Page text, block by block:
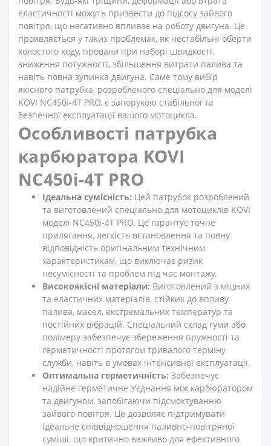
еластичності можуть призвести до підсосу зайвого
повітря, що негативно впливає на роботу двигуна. Це
проявляється у таких проблемах, як нестабільні оберти
холостого ходу, провали при наборі швидкості,
зниження потужності, збільшення витрати палива та
навіть повна зупинка двигуна. Саме тому вибір
якісного патрубка, розробленого спеціально для моделі
KOVI NC450i-4Т PRO, є запорукою стабільної та
безпечної експлуатації вашого мотоцикла.
Особливості патрубка
карбюратора KOVI
NC450i-4Т PRO
Ідеальна сумісність: Цей патрубок розроблений
та виготовлений спеціально для мотоциклів KOVI
моделі NC450i-4Т PRO. Це гарантує точне
прилягання, легкість встановлення та повну
відповідність оригінальним технічним
характеристикам, що виключає ризик
несумісності та проблем під час монтажу.
Високоякісні матеріали: Виготовлений з міцних
та еластичних матеріалів, стійких до впливу
палива, масел, екстремальних температур та
постійних вібрацій. Спеціальний склад гуми або
полімеру забезпечує збереження пружності та
герметичності протягом тривалого терміну
служби, навіть в умовах інтенсивної експлуатації.
Оптимальна герметичність: Забезпечує
надійне герметичне з'єднання між карбюратором
та двигуном, запобігаючи підсмоктуванню
зайвого повітря. Це дозволяє підтримувати
ідеальне співвідношення паливно-повітряної
суміші, що критично важливо для ефективного